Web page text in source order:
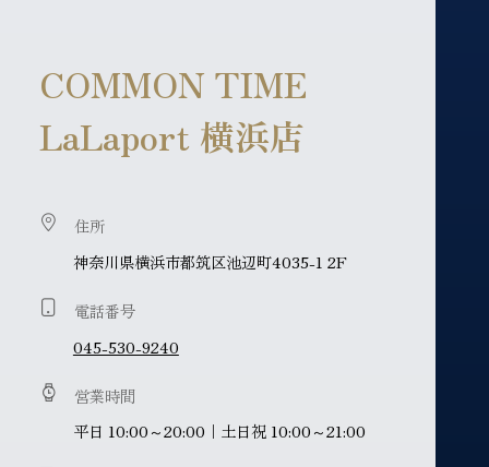
COMMON TIME
LaLaport 横浜店
住所
神奈川県横浜市都筑区池辺町4035-1 2F
電話番号
045-530-9240
営業時間
平日 10:00～20:00｜土日祝 10:00～21:00